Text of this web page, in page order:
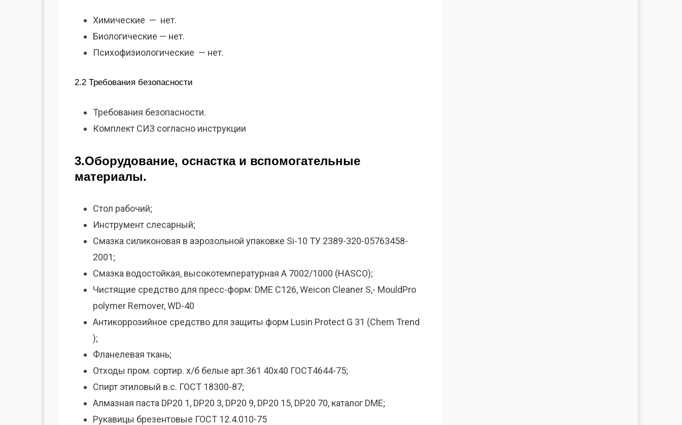
Химические — нет.
Биологические — нет.
Психофизиологические — нет.
2.2 Требования безопасности
Требования безопасности.
Комплект СИЗ согласно инструкции
3.Оборудование, оснастка и вспомогательные
материалы.
Стол рабочий;
Инструмент слесарный;
Смазка силиконовая в аэрозольной упаковке Si-10 ТУ 2389-320-05763458-
2001;
Смазка водостойкая, высокотемпературная А 7002/1000 (HASCO);
Чистящие средство для пресс-форм: DME C126, Weicon Cleaner S,- MouldPro
polymer Remover, WD-40
Антикоррозийное средство для защиты форм Lusin Protect G 31 (Chem Trend
);
Фланелевая ткань;
Отходы пром. сортир. х/б белые арт.361 40х40 ГОСТ4644-75;
Спирт этиловый в.с. ГОСТ 18300-87;
Алмазная паста DP20 1, DP20 3, DP20 9, DP20 15, DP20 70, каталог DME;
Рукавицы брезентовые ГОСТ 12.4.010-75